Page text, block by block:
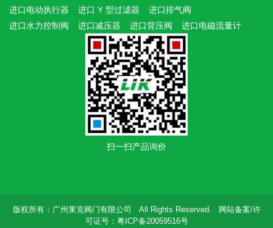
进口电动执行器
进口 Y 型过滤器
进口排气阀
进口水力控制阀
进口减压器 进口背压阀 进口电磁流量计
扫一扫产品询价
版权所有：广州莱克阀门有限公司 All Rights Reserved. 网站备案/许
可证号：粤ICP备20059516号